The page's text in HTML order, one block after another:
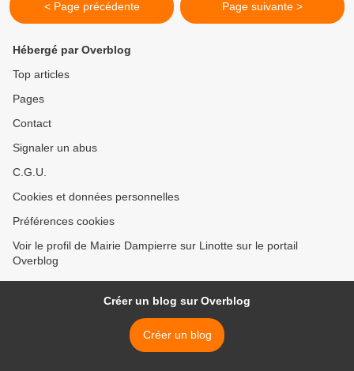
< Page précédente Page suivante >
Hébergé par Overblog
Top articles
Pages
Contact
Signaler un abus
C.G.U.
Cookies et données personnelles
Préférences cookies
Voir le profil de Mairie Dampierre sur Linotte sur le portail
Overblog
Créer un blog sur Overblog
Créer un blog